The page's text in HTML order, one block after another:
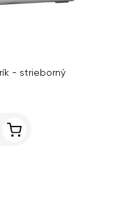
- strieborný